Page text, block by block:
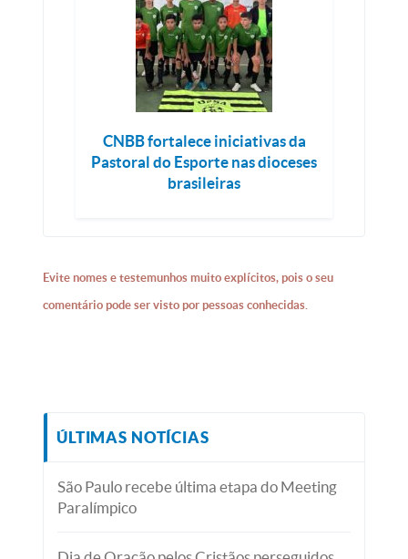
CNBB fortalece iniciativas da
Pastoral do Esporte nas dioceses
brasileiras
Evite nomes e testemunhos muito explícitos, pois o seu
comentário pode ser visto por pessoas conhecidas.
ÚLTIMAS NOTÍCIAS
São Paulo recebe última etapa do Meeting
Paralímpico